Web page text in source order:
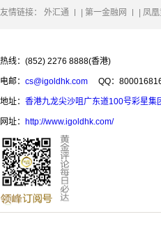
友情链接： 外汇通 第一金融网 凤
热线：(852) 2276 8888(香港)
电邮： cs@igoldhk.com QQ：
地址： 香港九龙尖沙咀广东道100号彩星集
网址： http://www.igoldhk.com/